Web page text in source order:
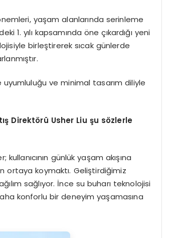
yaşam alanlarında serinleme
1. yılı kapsamında öne çıkardığı yeni
birleştirerek sıcak günlerde
uyumluluğu ve minimal tasarım diliyle
Direktörü Usher Liu şu sözlerle
günlük yaşam akışına
ortaya koymaktı. Geliştirdiğimiz
sağlıyor. İnce su buharı teknolojisi
konforlu bir deneyim yaşamasına